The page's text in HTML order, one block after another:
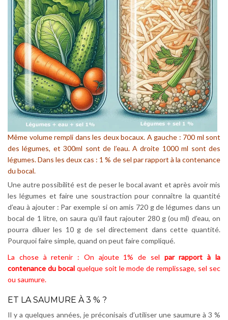
Même volume rempli dans les deux bocaux. A gauche : 700 ml sont
des légumes, et 300ml sont de l’eau. A droite 1000 ml sont des
légumes. Dans les deux cas : 1 % de sel par rapport à la contenance
du bocal.
Une autre possibilité est de peser le bocal avant et après avoir mis
les légumes et faire une soustraction pour connaître la quantité
d’eau à ajouter : Par exemple si on amis 720 g de légumes dans un
bocal de 1 litre, on saura qu’il faut rajouter 280 g (ou ml) d’eau, on
pourra diluer les 10 g de sel directement dans cette quantité.
Pourquoi faire simple, quand on peut faire compliqué.
La chose à retenir : On ajoute 1% de sel par rapport à la
contenance du bocalquelque soit le mode de remplissage, sel sec
ou saumure.
ET LA SAUMURE À 3 % ?
Il y a quelques années, je préconisais d’utiliser une saumure à 3 %